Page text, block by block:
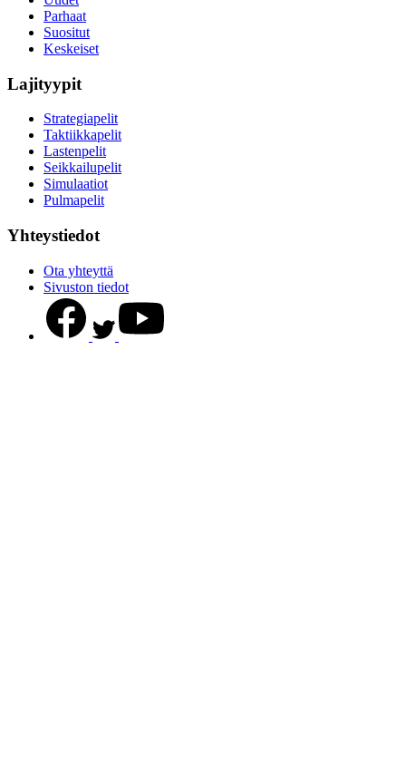
Parhaat
Suositut
Keskeiset
Lajityypit
Strategiapelit
Taktiikkapelit
Lastenpelit
Seikkailupelit
Simulaatiot
Pulmapelit
Yhteystiedot
Ota yhteyttä
Sivuston tiedot